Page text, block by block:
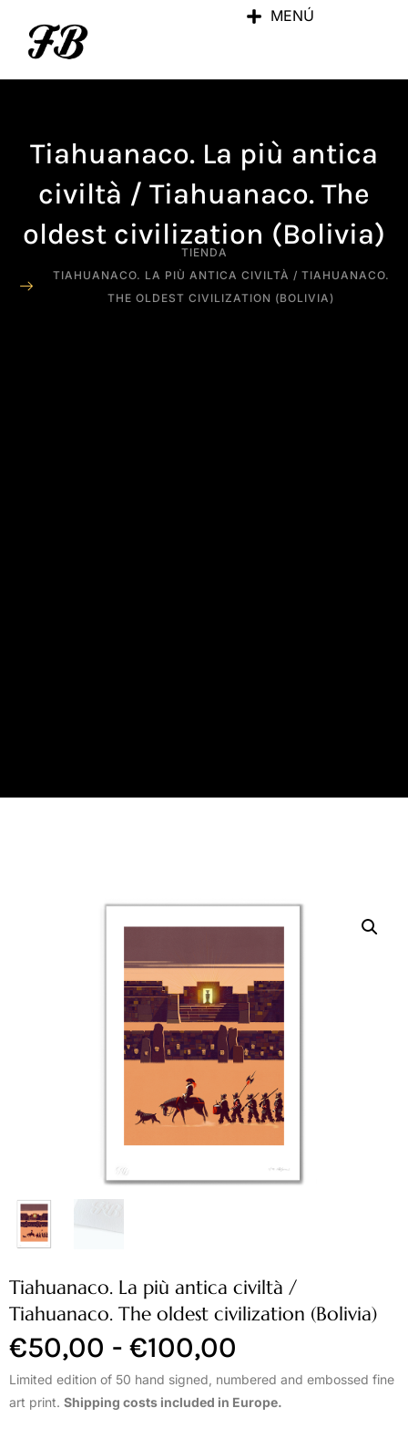
MENÚ
Tiahuanaco. La più antica
civiltà / Tiahuanaco. The
oldest civilization (Bolivia)
TIENDA
TIAHUANACO. LA PIÙ ANTICA CIVILTÀ / TIAHUANACO.
THE OLDEST CIVILIZATION (BOLIVIA)
Tiahuanaco. La più antica civiltà /
Tiahuanaco. The oldest civilization (Bolivia)
€50,00 - €100,00
Limited edition of 50 hand signed, numbered and embossed fine
art print. Shipping costs included in Europe.